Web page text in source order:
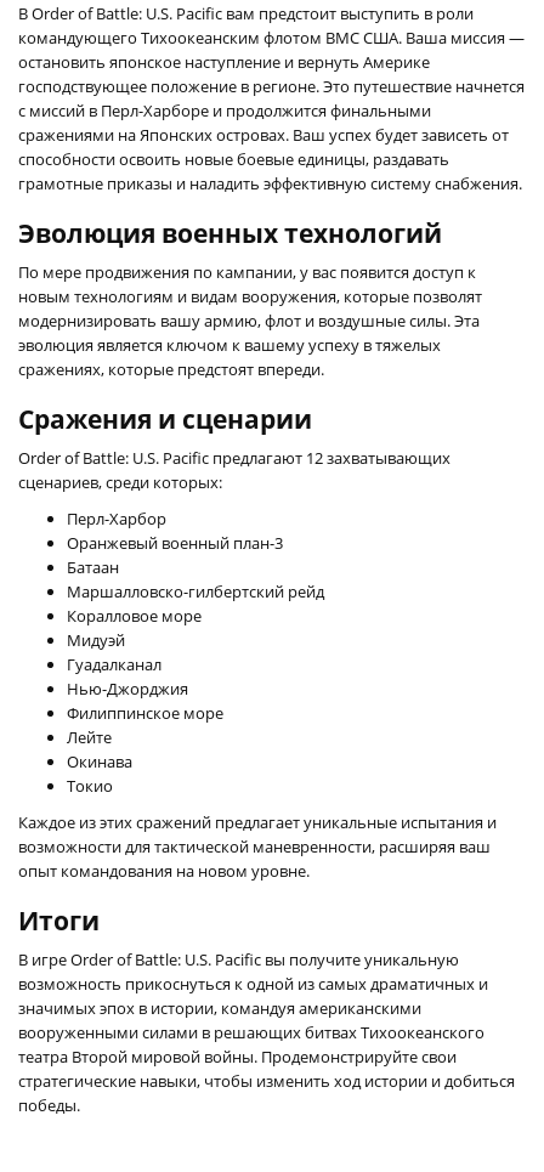
В Order of Battle: U.S. Pacific вам предстоит выступить в роли
командующего Тихоокеанским флотом ВМС США. Ваша миссия —
остановить японское наступление и вернуть Америке
господствующее положение в регионе. Это путешествие начнется
с миссий в Перл-Харборе и продолжится финальными
сражениями на Японских островах. Ваш успех будет зависеть от
способности освоить новые боевые единицы, раздавать
грамотные приказы и наладить эффективную систему снабжения.
Эволюция военных технологий
По мере продвижения по кампании, у вас появится доступ к
новым технологиям и видам вооружения, которые позволят
модернизировать вашу армию, флот и воздушные силы. Эта
эволюция является ключом к вашему успеху в тяжелых
сражениях, которые предстоят впереди.
Сражения и сценарии
Order of Battle: U.S. Pacific предлагают 12 захватывающих
сценариев, среди которых:
Перл-Харбор
Оранжевый военный план-3
Батаан
Маршалловско-гилбертский рейд
Коралловое море
Мидуэй
Гуадалканал
Нью-Джорджия
Филиппинское море
Лейте
Окинава
Токио
Каждое из этих сражений предлагает уникальные испытания и
возможности для тактической маневренности, расширяя ваш
опыт командования на новом уровне.
Итоги
В игре Order of Battle: U.S. Pacific вы получите уникальную
возможность прикоснуться к одной из самых драматичных и
значимых эпох в истории, командуя американскими
вооруженными силами в решающих битвах Тихоокеанского
театра Второй мировой войны. Продемонстрируйте свои
стратегические навыки, чтобы изменить ход истории и добиться
победы.